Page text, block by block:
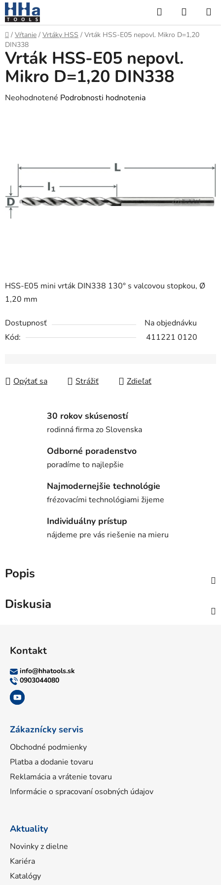
Prejsť
na
obsah
Hľadať
KOŠÍK
Domov
/ Vŕtanie / Vrtáky HSS / Vrták HSS-E05 nepovl. Mikro D=1,20
DIN338
HSS-E05 mini vrták DIN338 130° s valcovou stopkou, Ø
1,20 mm
Dostupnosť
Na objednávku
Kód:
411221 0120
Opýtať sa Strážiť Zdieľať
Vrták HSS-E05 nepovl.
Mikro D=1,20 DIN338
Priemerné
hviezdičiek.
Neohodnotené Podrobnosti hodnotenia
30 rokov skúseností
rodinná firma zo Slovenska
Odborné poradenstvo
poradíme to najlepšie
Najmodernejšie technológie
frézovacími technológiami žijeme
Individuálny prístup
nájdeme pre vás riešenie na mieru
Popis
Diskusia
Kontakt
info@hhatools.sk
0903044080
Zákaznícky servis
Obchodné podmienky
Platba a dodanie tovaru
Reklamácia a vrátenie tovaru
Informácie o spracovaní osobných údajov
Aktuality
Novinky z dielne
Kariéra
Katalógy